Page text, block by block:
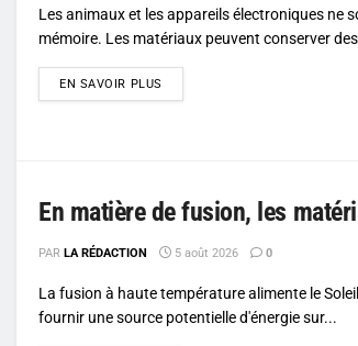
Les animaux et les appareils électroniques ne
mémoire. Les matériaux peuvent conserver
EN SAVOIR PLUS
En matière de fusion, les
PAR LA RÉDACTION 5 août 2026 0
La fusion à haute température alimente le
fournir une source potentielle d'énergie sur...